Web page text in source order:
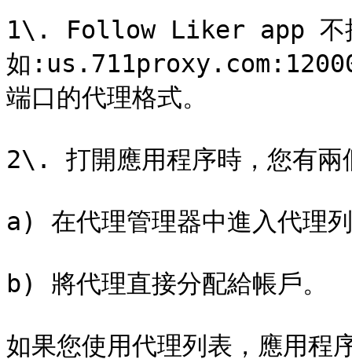
1\. Follow Liker app 不接
如
端口的代理格式。
2\. 打開應用程序時，您有兩
a) 在代理管理器中進入代理
b) 將代理直接分配給帳戶。
如果您使用代理列表，應用程